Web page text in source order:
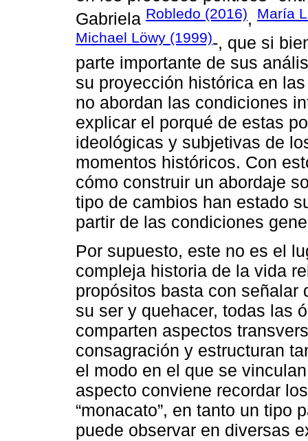
Gabriela Robledo (2016), María
Michael Löwy (1999)-, que si
parte importante de sus
su proyección histórica en
no abordan las condiciones
explicar el porqué de estas
ideológicas y subjetivas de
momentos históricos. Con
cómo construir un abordaje
tipo de cambios han estado
partir de las condiciones
Por supuesto, este no es el
compleja historia de la vida
propósitos basta con señalar
su ser y quehacer, todas las
comparten aspectos
consagración y estructuran
el modo en el que se
aspecto conviene recordar
“monacato”, en tanto un tipo
puede observar en diversas